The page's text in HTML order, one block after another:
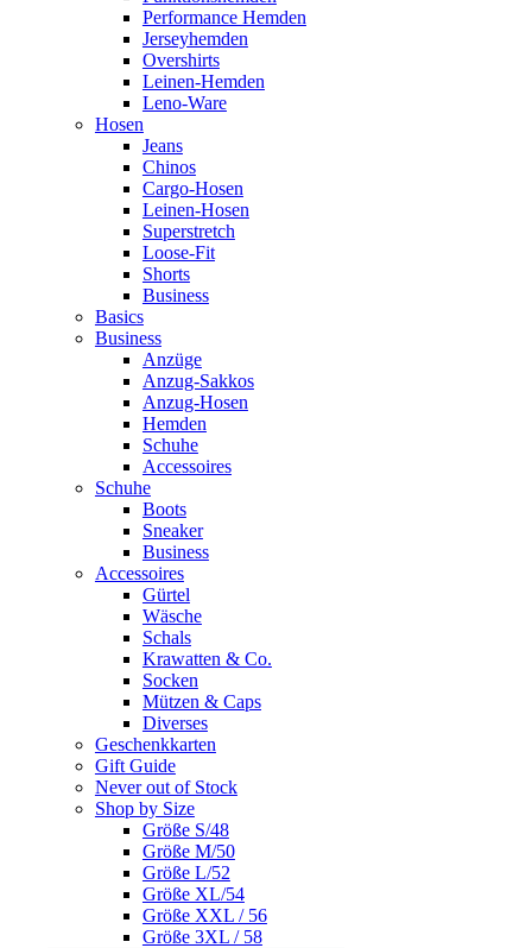
Performance Hemden
Jerseyhemden
Overshirts
Leinen-Hemden
Leno-Ware
Hosen
Jeans
Chinos
Cargo-Hosen
Leinen-Hosen
Superstretch
Loose-Fit
Shorts
Business
Basics
Business
Anzüge
Anzug-Sakkos
Anzug-Hosen
Hemden
Schuhe
Accessoires
Schuhe
Boots
Sneaker
Business
Accessoires
Gürtel
Wäsche
Schals
Krawatten & Co.
Socken
Mützen & Caps
Diverses
Geschenkkarten
Gift Guide
Never out of Stock
Shop by Size
Größe S/48
Größe M/50
Größe L/52
Größe XL/54
Größe XXL / 56
Größe 3XL / 58